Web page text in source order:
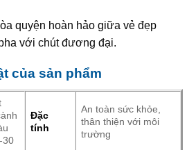
quyện hoàn hảo giữa vẻ đẹp
với chút đương đại.
của sản phẩm
30
Đặc
tính
An toàn sức khỏe,
thân thiện với môi
trường